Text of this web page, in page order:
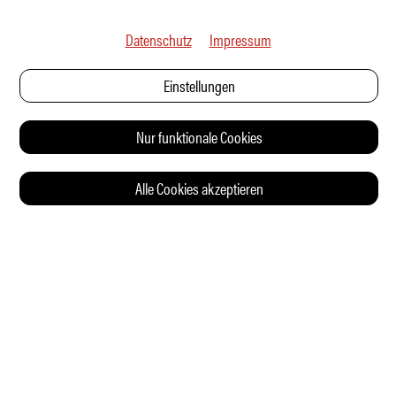
Datenschutz Impressum
Einstellungen
Nur funktionale Cookies
Alle Cookies akzeptieren